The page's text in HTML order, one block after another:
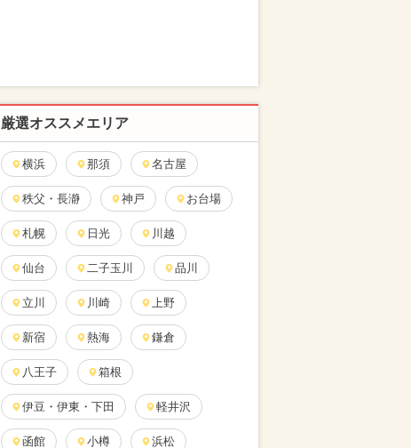
厳選オススメエリア
横浜 那須 名古屋
秩父・長瀞 神戸 お台場
札幌 日光 川越
仙台 二子玉川 品川
立川 川崎 上野
新宿 熱海 鎌倉
八王子 箱根
伊豆・伊東・下田 軽井沢
函館 小樽 浜松